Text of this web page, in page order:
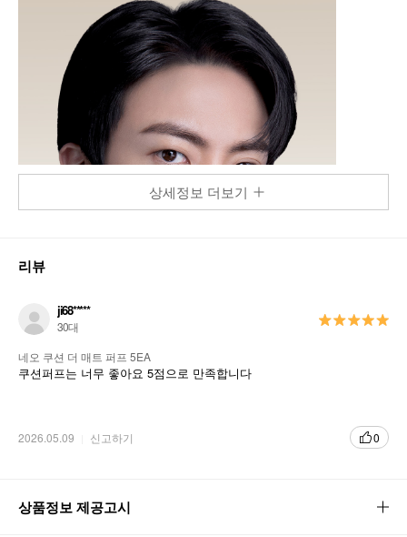
상세정보 더보기
리뷰
ji68*****
30대
네오 쿠션 더 매트 퍼프 5EA
쿠션퍼프는 너무 좋아요 5점으로 만족합니다
2026.05.09 신고하기 0
상품정보 제공고시